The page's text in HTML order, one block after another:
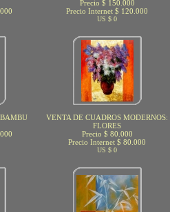
Precio $ 150.000
Precio Internet $ 120.000
US $ 0
VENTA DE CUADROS MODERNOS:
FLORES
Precio $ 80.000
Precio Internet $ 80.000
US $ 0